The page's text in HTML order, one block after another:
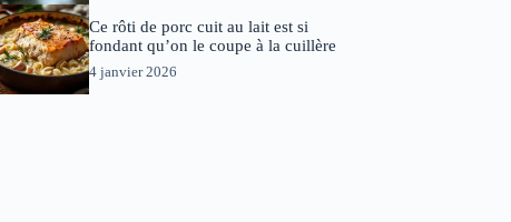
Ce rôti de porc cuit au lait est si
fondant qu’on le coupe à la cuillère
4 janvier 2026